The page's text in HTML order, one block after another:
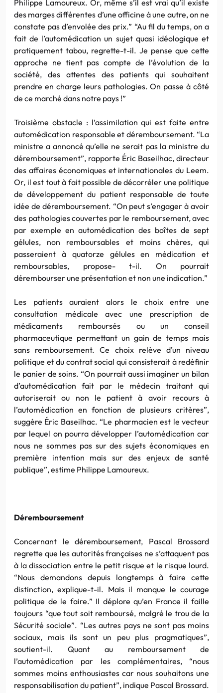
Philippe Lamoureux. Or, même s’il est vrai qu’il existe
des marges différentes d’une officine à une autre, on ne
constate pas d’envolée des prix.” “Au fil du temps, on a
fait de l’automédication un sujet quasi idéologique et
pratiquement tabou, regrette-t-il. Je pense que cette
approche ne tient pas compte de l’évolution de la
société, des attentes des patients qui souhaitent
prendre en charge leurs pathologies. On passe à côté
de ce marché dans notre pays !”
Troisième obstacle : l’assimilation qui est faite entre
automédication responsable et déremboursement. “La
ministre a annoncé qu’elle ne serait pas la ministre du
déremboursement”, rapporte Éric Baseilhac, directeur
des affaires économiques et internationales du Leem.
Or, il est tout à fait possible de décorréler une politique
de développement du patient responsable de toute
idée de déremboursement. “On peut s’engager à avoir
des pathologies couvertes par le remboursement, avec
par exemple en automédication des boîtes de sept
gélules, non remboursables et moins chères, qui
passeraient à quatorze gélules en médication et
remboursables, propose- t-il. On pourrait
dérembourser une présentation et non une indication.”
Les patients auraient alors le choix entre une
consultation médicale avec une prescription de
médicaments remboursés ou un conseil
pharmaceutique permettant un gain de temps mais
sans remboursement. Ce choix relève d’un niveau
politique et du contrat social qui consisterait à redéfinir
le panier de soins. “On pourrait aussi imaginer un bilan
d’automédication fait par le médecin traitant qui
autoriserait ou non le patient à avoir recours à
l’automédication en fonction de plusieurs critères”,
suggère Éric Baseilhac. “Le pharmacien est le vecteur
par lequel on pourra développer l’automédication car
nous ne sommes pas sur des sujets économiques en
première intention mais sur des enjeux de santé
publique”, estime Philippe Lamoureux.
Déremboursement
Concernant le déremboursement, Pascal Brossard
regrette que les autorités françaises ne s’attaquent pas
à la dissociation entre le petit risque et le risque lourd.
“Nous demandons depuis longtemps à faire cette
distinction, explique-t-il. Mais il manque le courage
politique de le faire.” Il déplore qu’en France il faille
toujours “que tout soit remboursé, malgré le trou de la
Sécurité sociale”. “Les autres pays ne sont pas moins
sociaux, mais ils sont un peu plus pragmatiques”,
soutient-il. Quant au remboursement de
l’automédication par les complémentaires, “nous
sommes moins enthousiastes car nous souhaitons une
responsabilisation du patient”, indique Pascal Brossard.